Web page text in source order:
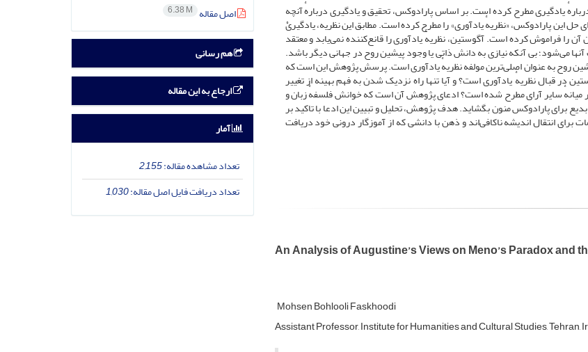
یادگیری مطرح کرده است. بر اساس پارادوکس، تحقیق و یادگیری دربارهٔ آنچه
این پارادوکس، «نظریهٔ یادآوری» را مطرح کرده است. مطابق این نظریه، یادگیریْ
فراموش کرده است. آگوستین، نظریهٔ یادآوری را قانع‌کننده نمی‌یابد و معتقد
می‌‌‌‌شود؛ بی آنکه نیازی به دانش ذاتی یا وجود پیشین روح در جهانی دیگر باشد.
روح به عنوان اصلی‌ترین مولفه نظریهٔ یادآوری است. پرسش پژوهش این است که
قبال نظریهٔ یادآوری است؟ و آیا تنها راه نزدیک شدن به فهم بهینه از تغییر
سایر آرای مطرح شده است؟ ادعای پژوهش آن است که خوانش فلسفهٔ زبان و
برای پارادوکس منون بگشاید. هدف پژوهش، تحلیل و تبیین این ادعا با تاکید بر
برای انتقال اندیشه ناکافی‌اند و ذهن با دانشی که از آموزگار درونی خود دریافت
An Analysis of Augustine’s Views on Meno’s Paradox and
Mohsen Bohlooli Faskhoodi
Assistant Professor, Institute for Humanities and Cultural Studies, Tehran,
اصل مقاله 6.38 M
هم رسانی
ارجاع به این مقاله
آمار
تعداد مشاهده مقاله:2,155
تعداد دریافت فایل اصل مقاله:1,030